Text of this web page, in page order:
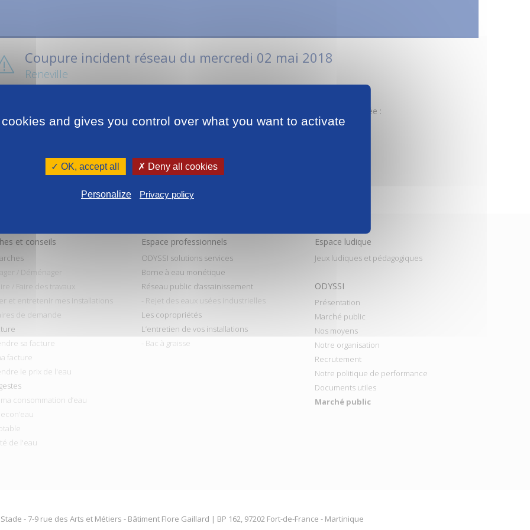
Coupure incident réseau du mercredi 02 mai 2018
Reneville
informe ses abonnés qu’en raison d’une casse , la distribution en eau potable sera perturbée :
et conseils
/ Déménager
/ Faire des travaux
et entretenir mes installations
de demande
sa facture
facture
le prix de l'eau
consommation d’eau
de l'eau
Espace professionnels
ODYSSI solutions services
Borne à eau monétique
Réseau public d’assainissement
- Rejet des eaux usées industrielles
Les copropriétés
L’entretien de vos installations
- Bac à graisse
Espace ludique
Jeux ludiques et pédagogiques
ODYSSI
Présentation
Marché public
Nos moyens
Notre organisation
Recrutement
Notre politique de performance
Documents utiles
Marché public
- 7-9 rue des Arts et Métiers - Bâtiment Flore Gaillard | BP 162, 97202 Fort-de-France - Martinique
and gives you control over what you want to activate
✓ OK, accept all ✗ Deny all cookies
Personalize Privacy policy